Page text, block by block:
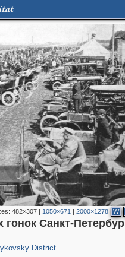
482×307 | 1050×671 |2000×1278 W
Санкт-
District